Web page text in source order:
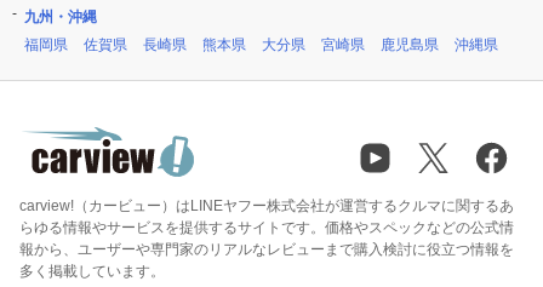
九州・沖縄
福岡県
佐賀県 長崎県 熊本県 大分県 宮崎県 鹿児島県 沖縄県
carview!（カービュー）はLINEヤフー株式会社が運営するクルマに関するあ
らゆる情報やサービスを提供するサイトです。価格やスペックなどの公式情
報から、ユーザーや専門家のリアルなレビューまで購入検討に役立つ情報を
多く掲載しています。